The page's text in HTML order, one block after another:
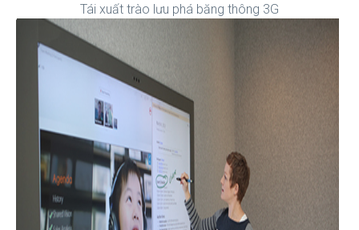
Tái xuất trào lưu phá băng thông 3G